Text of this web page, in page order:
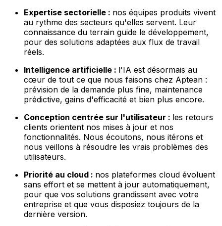
Expertise sectorielle : nos équipes produits vivent
au rythme des secteurs qu'elles servent. Leur
connaissance du terrain guide le développement,
pour des solutions adaptées aux flux de travail
réels.
Intelligence artificielle : l'IA est désormais au
cœur de tout ce que nous faisons chez Aptean :
prévision de la demande plus fine, maintenance
prédictive, gains d'efficacité et bien plus encore.
Conception centrée sur l'utilisateur : les retours
clients orientent nos mises à jour et nos
fonctionnalités. Nous écoutons, nous itérons et
nous veillons à résoudre les vrais problèmes des
utilisateurs.
Priorité au cloud : nos plateformes cloud évoluent
sans effort et se mettent à jour automatiquement,
pour que vos solutions grandissent avec votre
entreprise et que vous disposiez toujours de la
dernière version.